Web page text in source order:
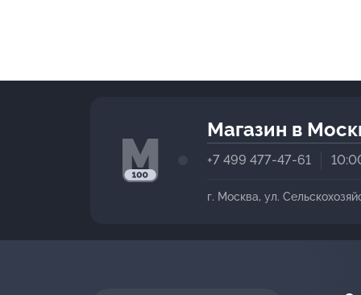
Магазин в
+7 499 477-47-61
г. Москва, ул.